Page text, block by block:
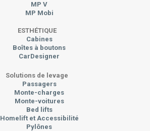
MP V
MP Mobi
ESTHÉTIQUE
Cabines
Boîtes à boutons
CarDesigner
Solutions de levage
Passagers
Monte-charges
Monte-voitures
Bed lifts
Homelift et Accessibilité
Pylônes